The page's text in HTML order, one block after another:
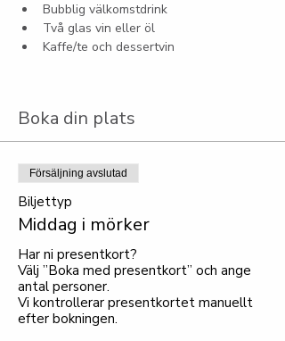
Bubblig välkomstdrink
Två glas vin eller öl
Kaffe/te och dessertvin
Boka din plats
Försäljning avslutad
Biljettyp
Middag i mörker
Har ni presentkort?
Välj ”Boka med presentkort” och ange
antal personer.
Vi kontrollerar presentkortet manuellt
efter bokningen.